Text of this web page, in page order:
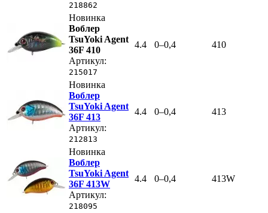
218862
Новинка
Воблер
TsuYoki Agent
36F 410
Артикул:
215017
4.4 0–0,4 410
Новинка
Воблер
TsuYoki Agent
36F 413
Артикул:
212813
4.4 0–0,4 413
Новинка
Воблер
TsuYoki Agent
36F 413W
Артикул:
218095
4.4 0–0,4 413W